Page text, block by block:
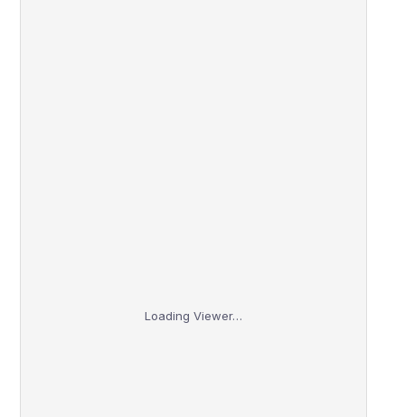
Loading Viewer…